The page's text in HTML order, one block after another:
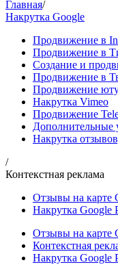
Главная/
Накрутка Google
Продвижение в
Продвижение в
Создание и
Продвижение в
Продвижение
Накрутка Vimeo
Продвижение
Дополнительные
Накрутка
/
Контекстная реклама
Отзывы на карте
Накрутка Google
Отзывы на карте
Контекстная
Накрутка Google